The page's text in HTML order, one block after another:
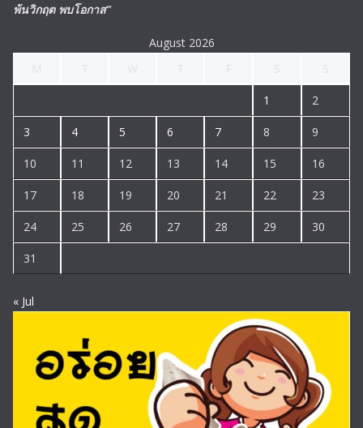
พ้นวิกฤต พบโอกาส”
August 2026
1 2
3 4 5 6 7 8 9
10 11 12 13 14 15 16
17 18 19 20 21 22 23
24 25 26 27 28 29 30
31
« Jul